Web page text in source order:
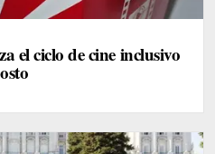
el ciclo de cine inclusivo